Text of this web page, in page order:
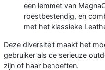
een lemmet van
roestbestendig, en
met het klassieke
Deze diversiteit maakt het
gebruiker als de serieuze
zijn of haar behoeften.